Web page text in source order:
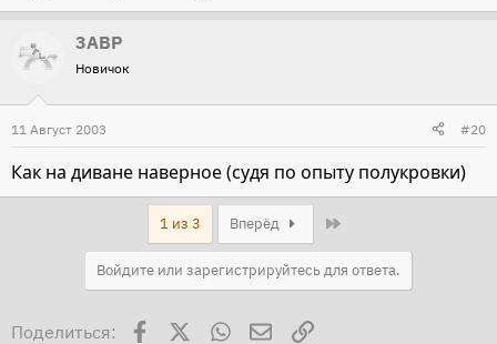
3ABP
Новичок
11 Август 2003 #20
Как на диване наверное (судя по опыту полукровки)
1 из 3 Вперёд
Войдите или зарегистрируйтесь для ответа.
Поделиться: Facebook WhatsAppЭлектронная почта
Ссылка